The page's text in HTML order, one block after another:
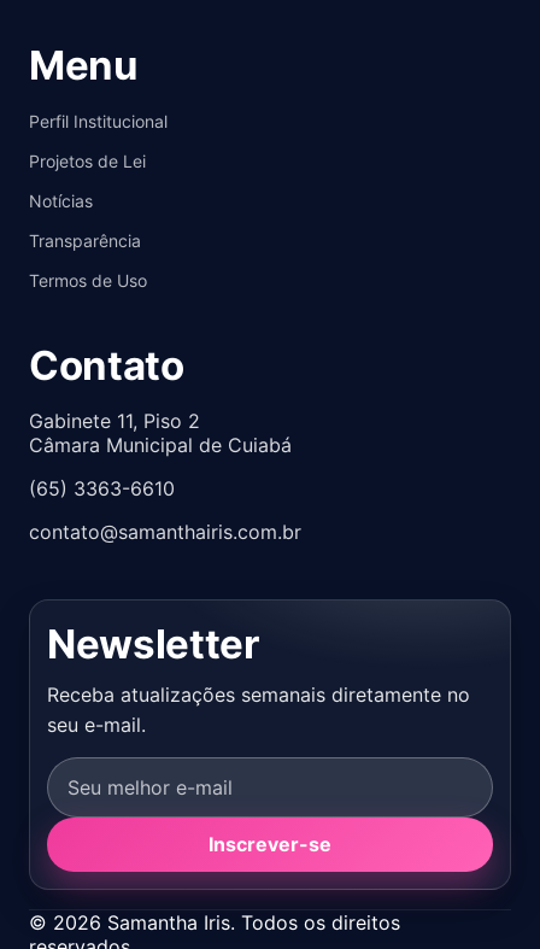
Menu
Perfil Institucional
Projetos de Lei
Notícias
Transparência
Termos de Uso
Contato
Gabinete 11, Piso 2
Câmara Municipal de Cuiabá
(65) 3363-6610
contato@samanthairis.com.br
Newsletter
Receba atualizações semanais diretamente no
seu e-mail.
Inscrever-se
© 2026 Samantha Iris. Todos os direitos